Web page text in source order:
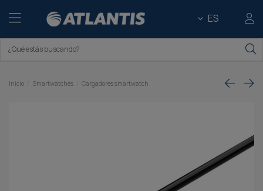
ES
Inicio Smartwatches Cargadores smartwatch